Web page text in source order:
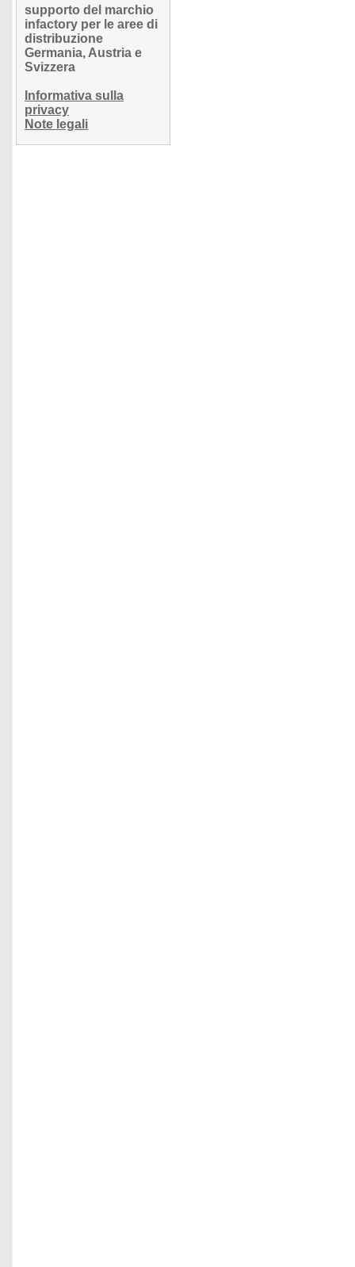
supporto del marchio
infactory per le aree di
distribuzione
Germania, Austria e
Svizzera
Informativa sulla
privacy
Note legali